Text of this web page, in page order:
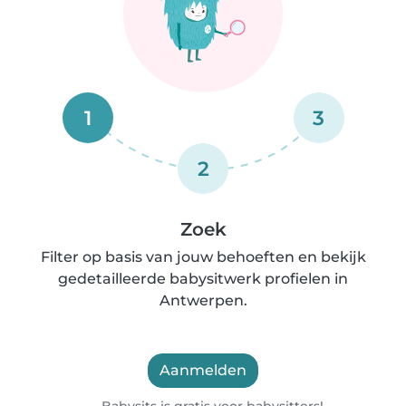
1
2
3
Zoek
Filter op basis van jouw behoeften en bekijk
gedetailleerde babysitwerk profielen in
Antwerpen.
Aanmelden